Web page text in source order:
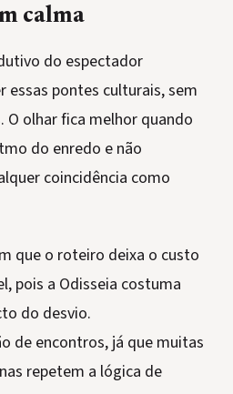
calma
do espectador
essas pontes culturais, sem
olhar fica melhor quando
do enredo e não
coincidência como
que o roteiro deixa o custo
pois a Odisseia costuma
do desvio.
de encontros, já que muitas
repetem a lógica de